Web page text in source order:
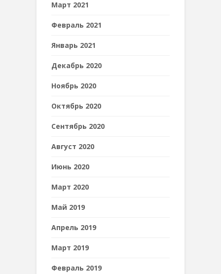
Март 2021
Февраль 2021
Январь 2021
Декабрь 2020
Ноябрь 2020
Октябрь 2020
Сентябрь 2020
Август 2020
Июнь 2020
Март 2020
Май 2019
Апрель 2019
Март 2019
Февраль 2019